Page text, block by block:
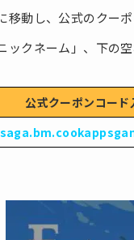
動し、公式のクー
ックネーム」、下の
公式クーポンコード